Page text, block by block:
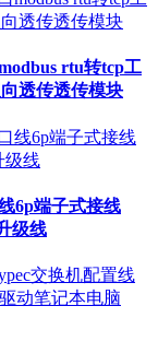
rtu转tcp工
透传透传模块
6p端子式接线
级线